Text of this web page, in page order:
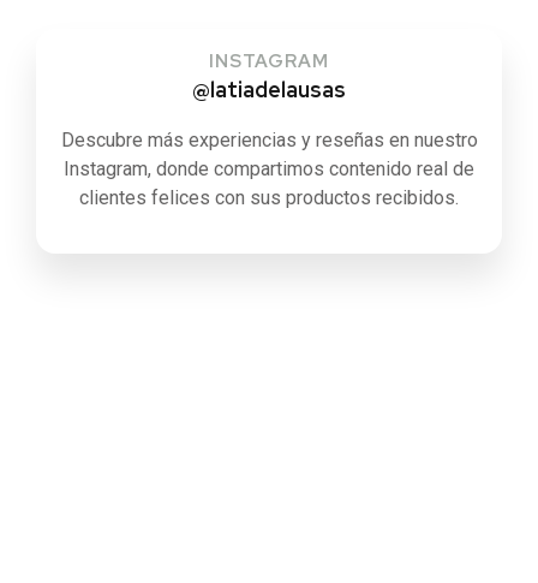
INSTAGRAM
@latiadelausas
Descubre más experiencias y reseñas en nuestro
Instagram, donde compartimos contenido real de
clientes felices con sus productos recibidos.